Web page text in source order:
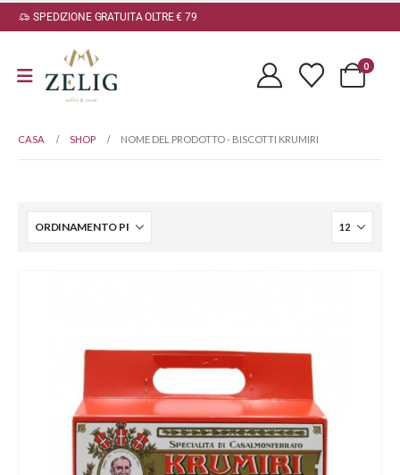
SPEDIZIONE GRATUITA OLTRE € 79
0
CASA SHOP NOME DEL PRODOTTO - BISCOTTI KRUMIRI